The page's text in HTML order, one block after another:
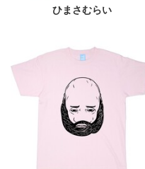
ひまさむらい